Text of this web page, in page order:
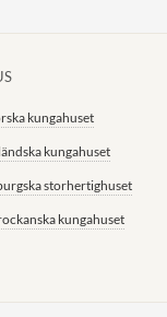
kungahuset
kungahuset
storhertighuset
kungahuset